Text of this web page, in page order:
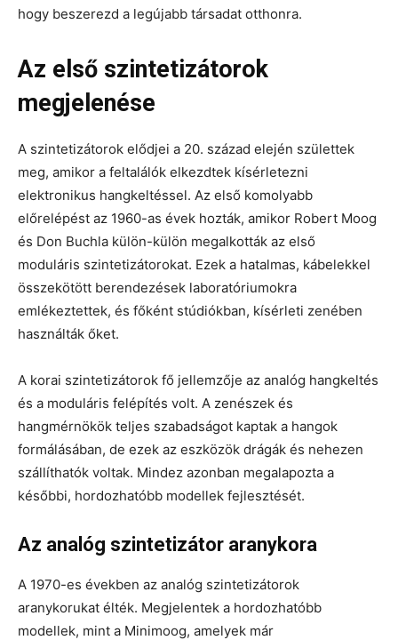
hogy beszerezd a legújabb társadat otthonra.
Az első szintetizátorok
megjelenése
A szintetizátorok elődjei a 20. század elején születtek
meg, amikor a feltalálók elkezdtek kísérletezni
elektronikus hangkeltéssel. Az első komolyabb
előrelépést az 1960-as évek hozták, amikor Robert Moog
és Don Buchla külön-külön megalkották az első
moduláris szintetizátorokat. Ezek a hatalmas, kábelekkel
összekötött berendezések laboratóriumokra
emlékeztettek, és főként stúdiókban, kísérleti zenében
használták őket.
A korai szintetizátorok fő jellemzője az analóg hangkeltés
és a moduláris felépítés volt. A zenészek és
hangmérnökök teljes szabadságot kaptak a hangok
formálásában, de ezek az eszközök drágák és nehezen
szállíthatók voltak. Mindez azonban megalapozta a
későbbi, hordozhatóbb modellek fejlesztését.
Az analóg szintetizátor aranykora
A 1970-es években az analóg szintetizátorok
aranykorukat élték. Megjelentek a hordozhatóbb
modellek, mint a Minimoog, amelyek már